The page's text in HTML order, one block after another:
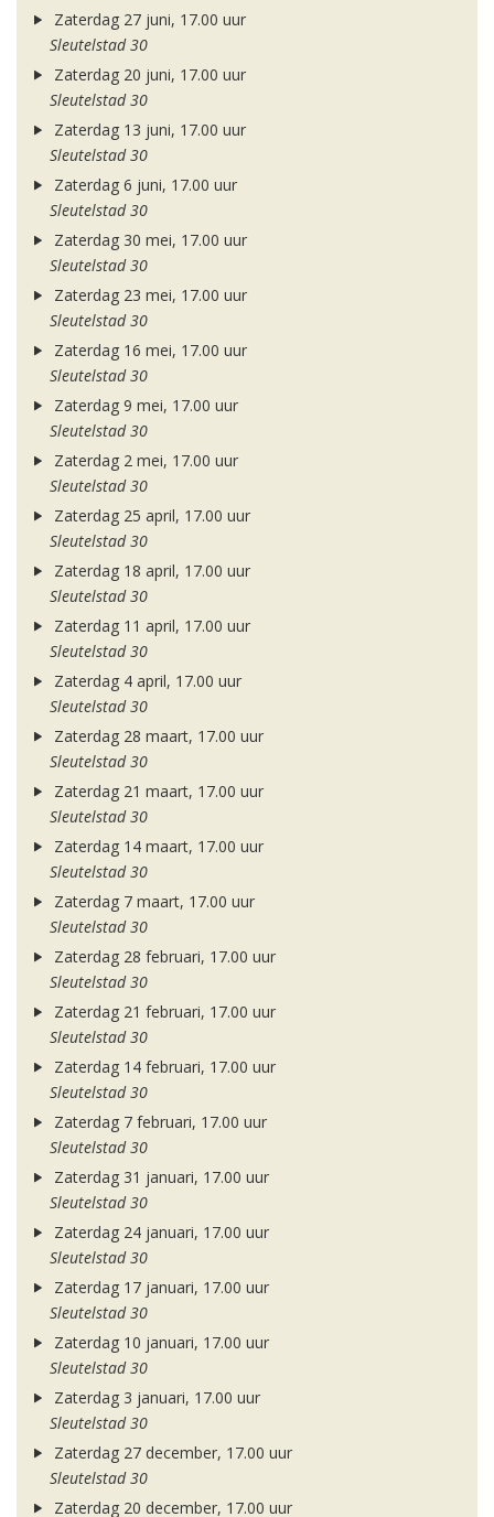
Zaterdag 27 juni, 17.00 uur
Sleutelstad 30
Zaterdag 20 juni, 17.00 uur
Sleutelstad 30
Zaterdag 13 juni, 17.00 uur
Sleutelstad 30
Zaterdag 6 juni, 17.00 uur
Sleutelstad 30
Zaterdag 30 mei, 17.00 uur
Sleutelstad 30
Zaterdag 23 mei, 17.00 uur
Sleutelstad 30
Zaterdag 16 mei, 17.00 uur
Sleutelstad 30
Zaterdag 9 mei, 17.00 uur
Sleutelstad 30
Zaterdag 2 mei, 17.00 uur
Sleutelstad 30
Zaterdag 25 april, 17.00 uur
Sleutelstad 30
Zaterdag 18 april, 17.00 uur
Sleutelstad 30
Zaterdag 11 april, 17.00 uur
Sleutelstad 30
Zaterdag 4 april, 17.00 uur
Sleutelstad 30
Zaterdag 28 maart, 17.00 uur
Sleutelstad 30
Zaterdag 21 maart, 17.00 uur
Sleutelstad 30
Zaterdag 14 maart, 17.00 uur
Sleutelstad 30
Zaterdag 7 maart, 17.00 uur
Sleutelstad 30
Zaterdag 28 februari, 17.00 uur
Sleutelstad 30
Zaterdag 21 februari, 17.00 uur
Sleutelstad 30
Zaterdag 14 februari, 17.00 uur
Sleutelstad 30
Zaterdag 7 februari, 17.00 uur
Sleutelstad 30
Zaterdag 31 januari, 17.00 uur
Sleutelstad 30
Zaterdag 24 januari, 17.00 uur
Sleutelstad 30
Zaterdag 17 januari, 17.00 uur
Sleutelstad 30
Zaterdag 10 januari, 17.00 uur
Sleutelstad 30
Zaterdag 3 januari, 17.00 uur
Sleutelstad 30
Zaterdag 27 december, 17.00 uur
Sleutelstad 30
Zaterdag 20 december, 17.00 uur